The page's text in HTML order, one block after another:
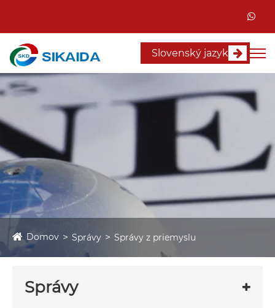
Slovenský jazyk
Domov Správy Správy z priemyslu
Správy